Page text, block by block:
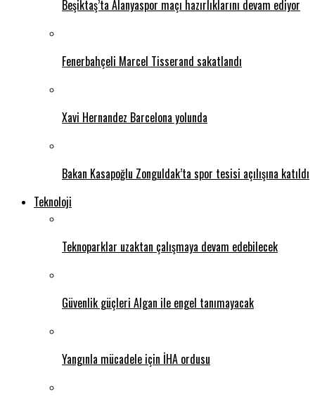
Beşiktaş’ta Alanyaspor maçı hazırlıklarını devam ediyor
Fenerbahçeli Marcel Tisserand sakatlandı
Xavi Hernandez Barcelona yolunda
Bakan Kasapoğlu Zonguldak’ta spor tesisi açılışına katıldı
Teknoloji
Teknoparklar uzaktan çalışmaya devam edebilecek
Güvenlik güçleri Algan ile engel tanımayacak
Yangınla mücadele için İHA ordusu